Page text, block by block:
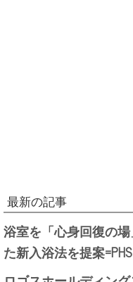
最新の記事
浴室を「心身回復の
た新入浴法を提案=PHS